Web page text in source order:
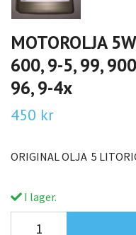
MOTOROLJA
600, 9-5, 99,
96, 9-4x
450 kr
ORIGINAL OLJA 5
I lager.